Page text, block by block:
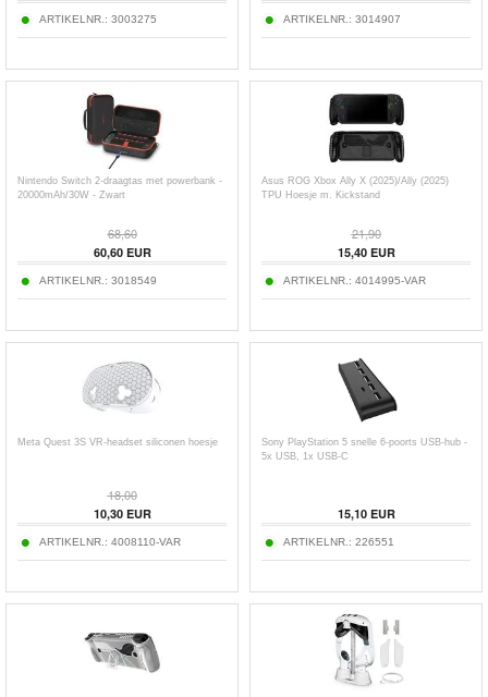
ARTIKELNR.: 3003275 ARTIKELNR.: 3014907
Nintendo Switch 2-draagtas met powerbank -
20000mAh/30W - Zwart
68,60
60,60EUR
ARTIKELNR.: 3018549
Asus ROG Xbox Ally X (2025)/Ally (2025)
TPU Hoesje m. Kickstand
21,90
15,40EUR
ARTIKELNR.: 4014995-VAR
Meta Quest 3S VR-headset siliconen hoesje
18,00
10,30EUR
ARTIKELNR.: 4008110-VAR
Sony PlayStation 5 snelle 6-poorts USB-hub -
5x USB, 1x USB-C
15,10EUR
ARTIKELNR.: 226551